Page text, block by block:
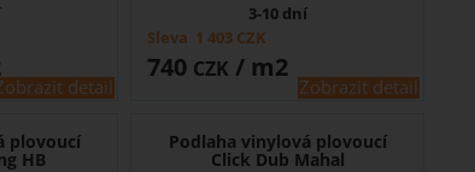
detail
3-10 dní
Zobrazit detail
740 CZK / m2
Sleva 1 403 CZK
plovoucí
HB
Podlaha vinylová plovoucí
Click Dub Mahal